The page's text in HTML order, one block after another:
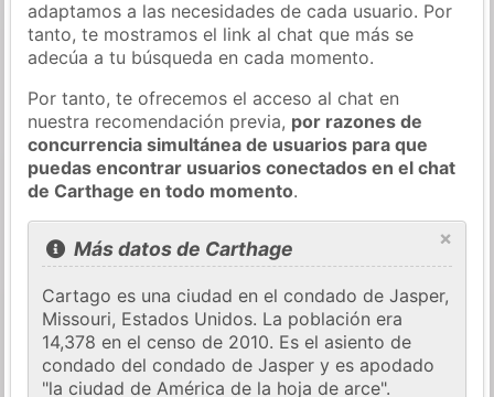
adaptamos a las necesidades de cada usuario. Por
tanto, te mostramos el link al chat que más se
adecúa a tu búsqueda en cada momento.
Por tanto, te ofrecemos el acceso al chat en
nuestra recomendación previa, por razones de
concurrencia simultánea de usuarios para que
puedas encontrar usuarios conectados en el chat
de Carthage en todo momento.
×
Más datos de Carthage
Cartago es una ciudad en el condado de Jasper,
Missouri, Estados Unidos. La población era
14,378 en el censo de 2010. Es el asiento de
condado del condado de Jasper y es apodado
"la ciudad de América de la hoja de arce".